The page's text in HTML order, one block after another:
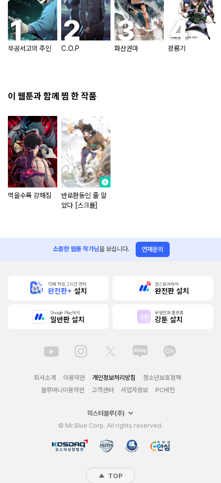
무공서고의 주인 C.O.P 화산권마 광룡기
이 웹툰과 함께 찜 한 작품
먹을수록 강해짐
반로환동인 줄 알
았다 [스크롤]
소중한 웹툰 작가님을 모십니다. 연재문의
10배 적립, 2시간 먼저
완전판+ 설치
원스토어에서
완전판 설치
Google Play에서
일반판 설치
무협만화 플랫폼
강툰 설치
회사소개 이용약관 개인정보처리방침
청소년보호정책
블루머니이용약관
고객센터 사업자정보 PC버전
미스터블루(주)
© Mr.Blue Corp. All rights reserved.
TOP